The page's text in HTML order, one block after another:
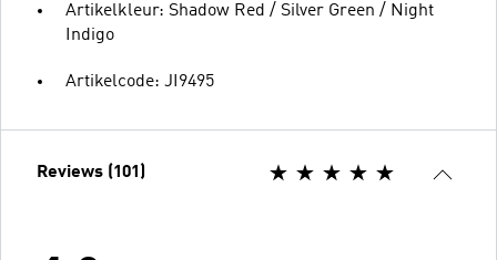
Artikelkleur: Shadow Red / Silver Green / Night
Indigo
Artikelcode: JI9495
Reviews (101)